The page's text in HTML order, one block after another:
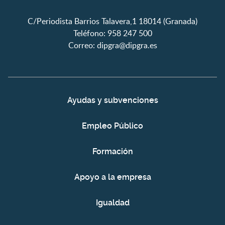
C/Periodista Barrios Talavera,1 18014 (Granada)
Teléfono: 958 247 500
Correo: dipgra@dipgra.es
Ayudas y subvenciones
Empleo Público
Formación
Apoyo a la empresa
Igualdad